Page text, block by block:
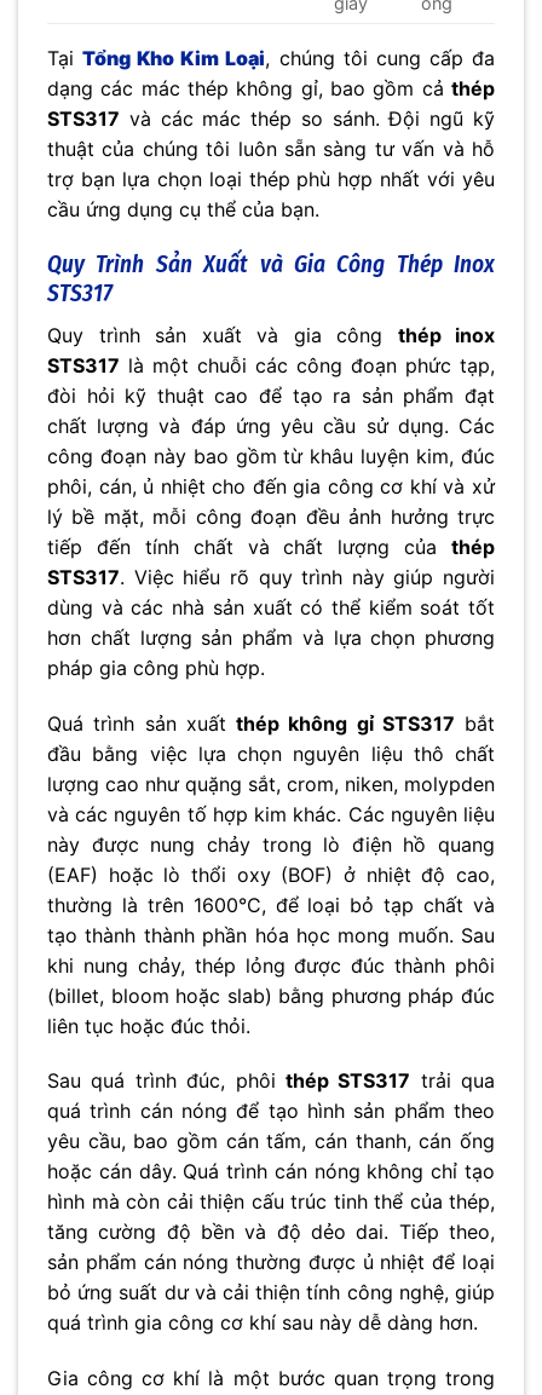
TạiTổng Kho Kim Loại, chúng tôi cung cấp đa
dạng các mác thép không gỉ, bao gồm cả thép
STS317 và các mác thép so sánh. Đội ngũ kỹ
thuật của chúng tôi luôn sẵn sàng tư vấn và hỗ
trợ bạn lựa chọn loại thép phù hợp nhất với yêu
cầu ứng dụng cụ thể của bạn.
Quy Trình Sản Xuất và Gia Công Thép Inox
STS317
Quy trình sản xuất và gia công thép inox
STS317 là một chuỗi các công đoạn phức tạp,
đòi hỏi kỹ thuật cao để tạo ra sản phẩm đạt
chất lượng và đáp ứng yêu cầu sử dụng. Các
công đoạn này bao gồm từ khâu luyện kim, đúc
phôi, cán, ủ nhiệt cho đến gia công cơ khí và xử
lý bề mặt, mỗi công đoạn đều ảnh hưởng trực
tiếp đến tính chất và chất lượng của thép
STS317. Việc hiểu rõ quy trình này giúp người
dùng và các nhà sản xuất có thể kiểm soát tốt
hơn chất lượng sản phẩm và lựa chọn phương
pháp gia công phù hợp.
Quá trình sản xuất thép không gỉ STS317 bắt
đầu bằng việc lựa chọn nguyên liệu thô chất
lượng cao như quặng sắt, crom, niken, molypden
và các nguyên tố hợp kim khác. Các nguyên liệu
này được nung chảy trong lò điện hồ quang
(EAF) hoặc lò thổi oxy (BOF) ở nhiệt độ cao,
thường là trên 1600°C, để loại bỏ tạp chất và
tạo thành thành phần hóa học mong muốn. Sau
khi nung chảy, thép lỏng được đúc thành phôi
(billet, bloom hoặc slab) bằng phương pháp đúc
liên tục hoặc đúc thỏi.
Sau quá trình đúc, phôi thép STS317 trải qua
quá trình cán nóng để tạo hình sản phẩm theo
yêu cầu, bao gồm cán tấm, cán thanh, cán ống
hoặc cán dây. Quá trình cán nóng không chỉ tạo
hình mà còn cải thiện cấu trúc tinh thể của thép,
tăng cường độ bền và độ dẻo dai. Tiếp theo,
sản phẩm cán nóng thường được ủ nhiệt để loại
bỏ ứng suất dư và cải thiện tính công nghệ, giúp
quá trình gia công cơ khí sau này dễ dàng hơn.
Gia công cơ khí là một bước quan trọng trong